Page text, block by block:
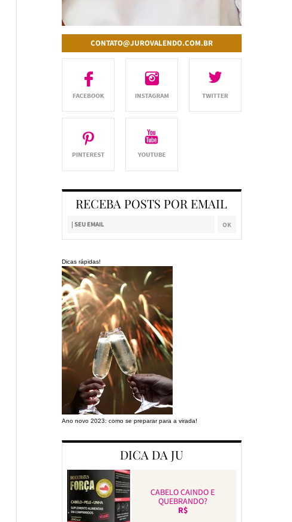
CONTATO@JUROVALENDO.COM.BR
RECEBA POSTS POR EMAIL
Dicas rápidas!
Ano novo 2023: como se preparar para a virada!
DICA DA JU
CABELO CAINDO E
QUEBRANDO?
R$